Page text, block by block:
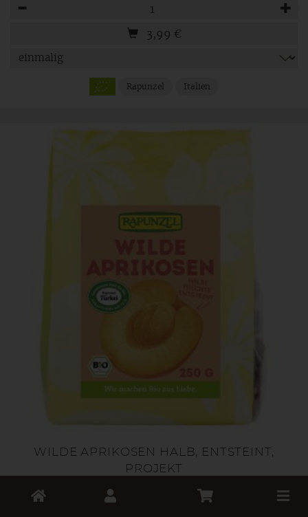
3,99 €
Rapunzel Italien
WILDE APRIKOSEN HALB, ENTSTEINT,
PROJEKT
Toggle